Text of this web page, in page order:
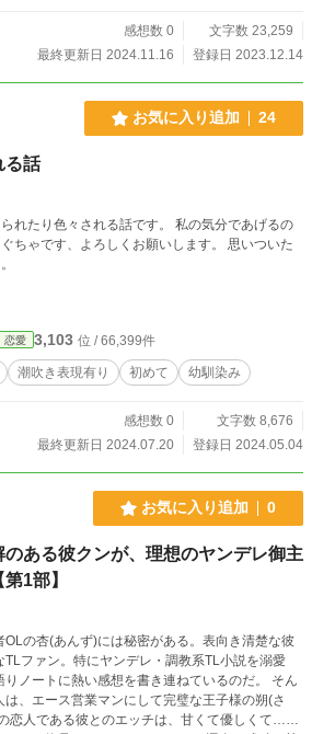
感想数 0
文字数 23,259
最終更新日 2024.11.16
登録日 2023.12.14
お気に入り追加 24
る話
れたり色々される話です。 私の気分であげるの
です、よろしくお願いします。 思いついた
恋愛 3,103 位 / 66,399件
潮吹き表現有り 初めて 幼馴染み
感想数 0
文字数 8,676
最終更新日 2024.07.20
登録日 2024.05.04
お気に入り追加 0
ある彼クンが、理想のヤンデレ御主
1部】
OLの杏(あんず)には秘密がある。表向き清楚な彼
TLファン。特にヤンデレ・調教系TL小説を溺愛
りノートに熱い感想を書き連ねているのだ。 そん
は、エース営業マンにして完璧な王子様の朔(さ
恋人である彼とのエッチは、甘くて優しくて……